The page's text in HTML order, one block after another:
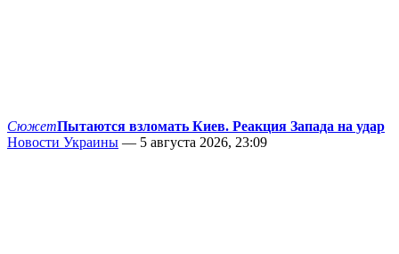
СюжетПытаются взломать Киев. Реакция Запада на удар
Новости Украины — 5 августа 2026, 23:09